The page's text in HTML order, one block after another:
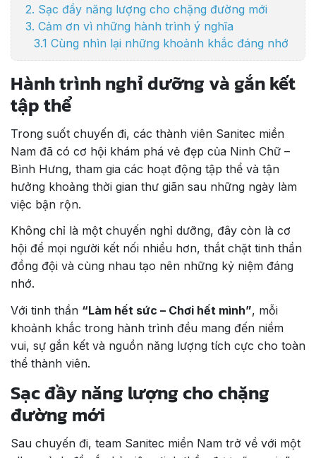
2. Sạc đầy năng lượng cho chặng đường mới
3. Cảm ơn vì những hành trình ý nghĩa
3.1 Cùng nhìn lại những khoảnh khắc đáng nhớ
Hành trình nghỉ dưỡng và gắn kết
tập thể
Trong suốt chuyến đi, các thành viên Sanitec miền
Nam đã có cơ hội khám phá vẻ đẹp của Ninh Chữ –
Bình Hưng, tham gia các hoạt động tập thể và tận
hưởng khoảng thời gian thư giãn sau những ngày làm
việc bận rộn.
Không chỉ là một chuyến nghỉ dưỡng, đây còn là cơ
hội để mọi người kết nối nhiều hơn, thắt chặt tinh thần
đồng đội và cùng nhau tạo nên những kỷ niệm đáng
nhớ.
Với tinh thần “Làm hết sức – Chơi hết mình”, mỗi
khoảnh khắc trong hành trình đều mang đến niềm
vui, sự gắn kết và nguồn năng lượng tích cực cho toàn
thể thành viên.
Sạc đầy năng lượng cho chặng
đường mới
Sau chuyến đi, team Sanitec miền Nam trở về với một